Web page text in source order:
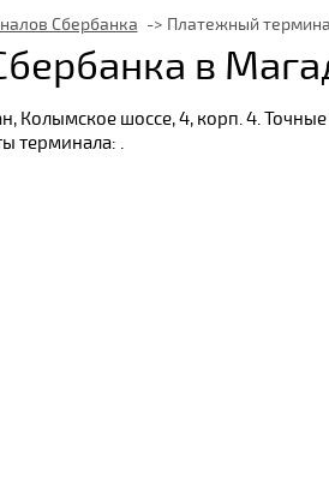
Сбербанка Платежный
в
Колымское шоссе, 4, корп. 4.
терминала: .